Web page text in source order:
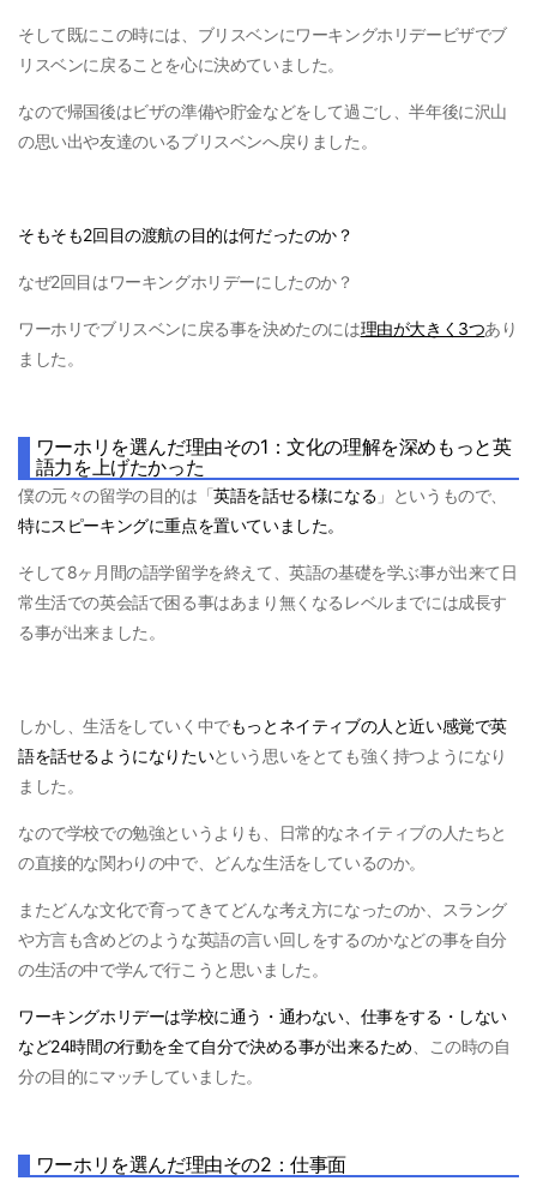
そして既にこの時には、ブリスベンにワーキングホリデービザでブ
リスベンに戻ることを心に決めていました。
なので帰国後はビザの準備や貯金などをして過ごし、半年後に沢山
の思い出や友達のいるブリスベンへ戻りました。
そもそも2回目の渡航の目的は何だったのか？
なぜ2回目はワーキングホリデーにしたのか？
ワーホリでブリスベンに戻る事を決めたのには理由が大きく3つあり
ました。
ワーホリを選んだ理由その1：文化の理解を深めもっと英
語力を上げたかった
僕の元々の留学の目的は 「英語を話せる様になる 」 というもので、
特にスピーキングに重点を置いていました。
そして8ヶ月間の語学留学を終えて、英語の基礎を学ぶ事が出来て日
常生活での英会話で困る事はあまり無くなるレベルまでには成長す
る事が出来ました。
しかし、生活をしていく中でもっとネイティブの人と近い感覚で英
語を話せるようになりたいという思いをとても強く持つようになり
ました。
なので学校での勉強というよりも、日常的なネイティブの人たちと
の直接的な関わりの中で、どんな生活をしているのか。
またどんな文化で育ってきてどんな考え方になったのか、スラング
や方言も含めどのような英語の言い回しをするのかなどの事を自分
の生活の中で学んで行こうと思いました。
ワーキングホリデーは学校に通う・通わない、仕事をする・しない
など24時間の行動を全て自分で決める事が出来るため 、この時の自
分の目的にマッチしていました。
ワーホリを選んだ理由その2：仕事面